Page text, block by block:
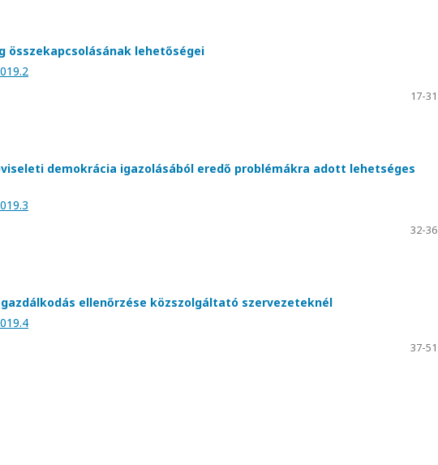
összekapcsolásának lehetőségei
17-31
demokrácia igazolásából eredő problémákra adott lehetséges
32-36
ellenőrzése közszolgáltató szervezeteknél
37-51